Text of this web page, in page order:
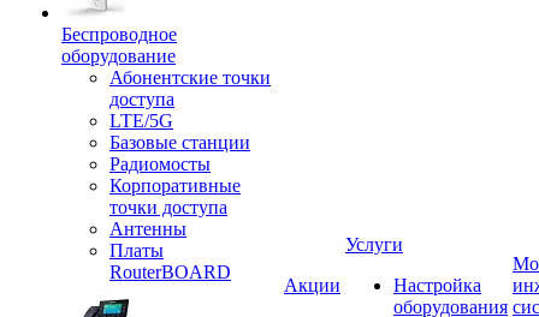
Беспроводное
оборудование
Абонентские точки
доступа
LTE/5G
Базовые станции
Радиомосты
Корпоративные
точки доступа
Антенны
Платы
RouterBOARD
Акции
Услуги
Настройка
оборудования